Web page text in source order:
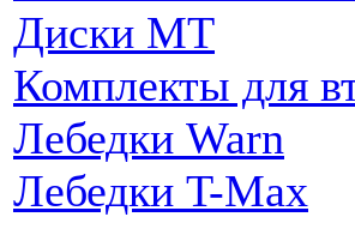
Диски MT
Комплекты для
Лебедки Warn
Лебедки T-Max